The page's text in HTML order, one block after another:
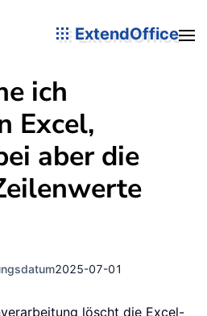
ExtendOffice
ich
Excel,
aber die
2025-07-01
löscht die Excel-